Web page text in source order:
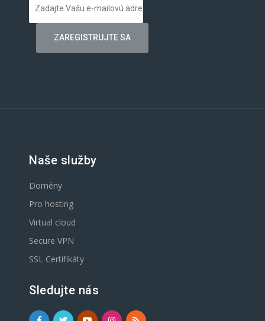
Naše služby
Domény
Pro hosting
Virtual cloud
Secure VPN
SSL Certifikáty
Sledujte nás